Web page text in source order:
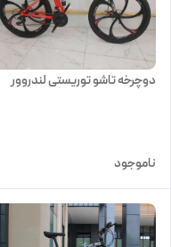
دوچرخه تاشو توریستی لندروور
ناموجود